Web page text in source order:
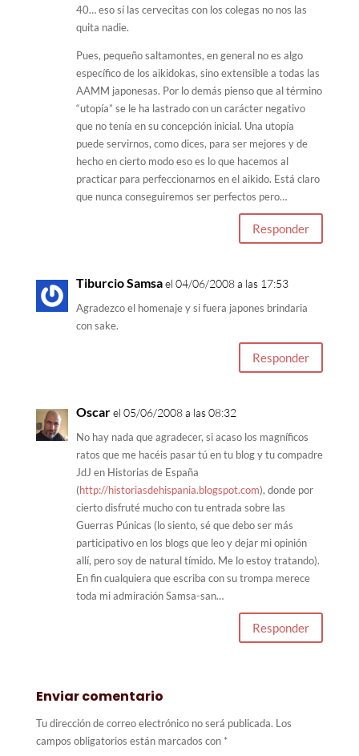
40… eso sí las cervecitas con los colegas no nos las
quita nadie.
Pues, pequeño saltamontes, en general no es algo
específico de los aikidokas, sino extensible a todas las
AAMM japonesas. Por lo demás pienso que al término
“utopía” se le ha lastrado con un carácter negativo
que no tenía en su concepción inicial. Una utopía
puede servirnos, como dices, para ser mejores y de
hecho en cierto modo eso es lo que hacemos al
practicar para perfeccionarnos en el aikido. Está claro
que nunca conseguiremos ser perfectos pero…
Responder
Tiburcio Samsael 04/06/2008 a las 17:53
Agradezco el homenaje y si fuera japones brindaria
con sake.
Responder
Oscarel 05/06/2008 a las 08:32
No hay nada que agradecer, si acaso los magníficos
ratos que me hacéis pasar tú en tu blog y tu compadre
JdJ en Historias de España
(http://historiasdehispania.blogspot.com), donde por
cierto disfruté mucho con tu entrada sobre las
Guerras Púnicas (lo siento, sé que debo ser más
participativo en los blogs que leo y dejar mi opinión
allí, pero soy de natural tímido. Me lo estoy tratando).
En fin cualquiera que escriba con su trompa merece
toda mi admiración Samsa-san…
Responder
Enviar comentario
Tu dirección de correo electrónico no será publicada. Los
campos obligatorios están marcados con *